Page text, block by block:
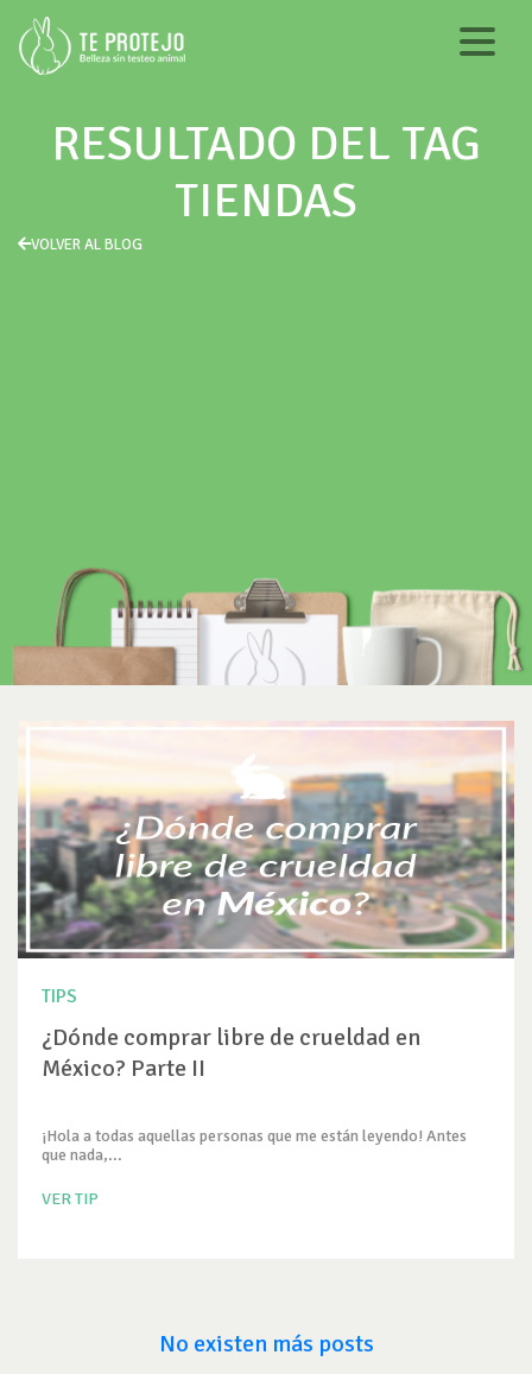
RESULTADO DEL TAG
TIENDAS
VOLVER AL BLOG
TIPS
¿Dónde comprar libre de crueldad en
México? Parte II
¡Hola a todas aquellas personas que me están leyendo! Antes
que nada,...
VER TIP
No existen más posts